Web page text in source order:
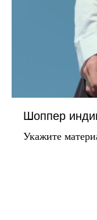
Шоппер
Укажите